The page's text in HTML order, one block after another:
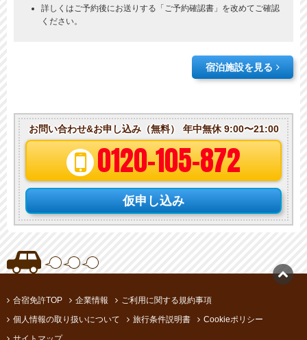
詳しくはご予約後にお送りする「ご予約確認書」を改めてご確認
ください。
宿泊施設を見る
お問い合わせ&お申し込み（無料） 年中無休 9:00〜21:00
0120-105-872
仮申し込み

合宿免許TOP 企業情報
ご利用に関する規約事項
個人情報の取り扱いについて
旅行条件説明書
Cookieポリシー